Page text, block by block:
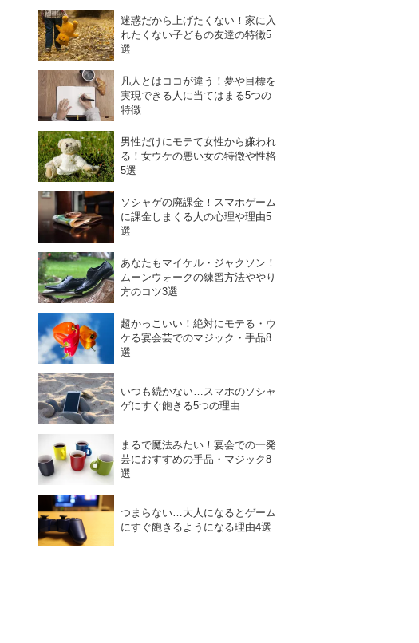
迷惑だから上げたくない！家に入
れたくない子どもの友達の特徴5
選
凡人とはココが違う！夢や目標を
実現できる人に当てはまる5つの
特徴
男性だけにモテて女性から嫌われ
る！女ウケの悪い女の特徴や性格
5選
ソシャゲの廃課金！スマホゲーム
に課金しまくる人の心理や理由5
選
あなたもマイケル・ジャクソン！
ムーンウォークの練習方法ややり
方のコツ3選
超かっこいい！絶対にモテる・ウ
ケる宴会芸でのマジック・手品8
選
いつも続かない…スマホのソシャ
ゲにすぐ飽きる5つの理由
まるで魔法みたい！宴会での一発
芸におすすめの手品・マジック8
選
つまらない…大人になるとゲーム
にすぐ飽きるようになる理由4選